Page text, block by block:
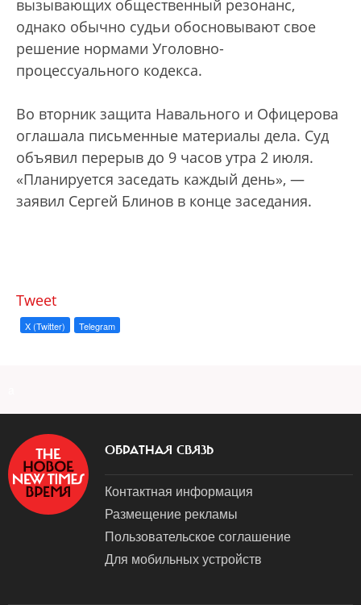
вызывающих общественный резонанс,
однако обычно судьи обосновывают свое
решение нормами Уголовно-
процессуального кодекса.
Во вторник защита Навального и Офицерова
оглашала письменные материалы дела. Суд
объявил перерыв до 9 часов утра 2 июля.
«Планируется заседать каждый день», —
заявил Сергей Блинов в конце заседания.
Tweet
X (Twitter) Telegram
ОБРАТНАЯ СВЯЗЬ
Контактная информация
Размещение рекламы
Пользовательское соглашение
Для мобильных устройств